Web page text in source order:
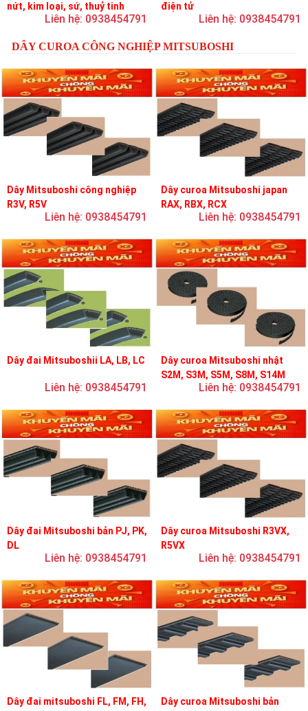
nứt, kim loại, sứ, thuỷ tinh
Liên hệ: 0938454791
điện tử
Liên hệ: 0938454791
DÂY CUROA CÔNG NGHIỆP MITSUBOSHI
Dây Mitsuboshi công nghiệp
R3V, R5V
Liên hệ: 0938454791
Dây curoa Mitsuboshi japan
RAX, RBX, RCX
Liên hệ: 0938454791
Dây đai Mitsuboshii LA, LB, LC
Liên hệ: 0938454791
Dây curoa Mitsuboshi nhật
S2M, S3M, S5M, S8M, S14M
Liên hệ: 0938454791
Dây đai Mitsuboshi bản PJ, PK,
DL
Liên hệ: 0938454791
Dây curoa Mitsuboshi R3VX,
R5VX
Liên hệ: 0938454791
Dây đai mitsuboshi FL, FM, FH,
Dây curoa Mitsuboshi bản